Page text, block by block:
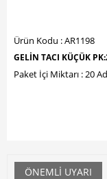
Ürün Kodu : AR1198
GELİN TACI KÜÇÜK
Paket İçi Miktarı : 20
ÖNEMLI UYARI